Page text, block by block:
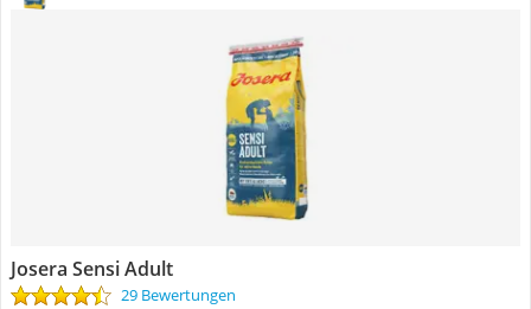
Josera Sensi Adult
29 Bewertungen